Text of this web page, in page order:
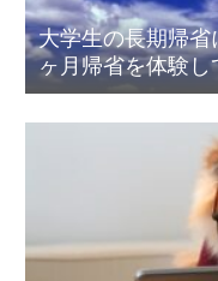
大学生の長期帰
ヶ月帰省を体験し